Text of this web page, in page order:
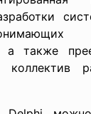
а также